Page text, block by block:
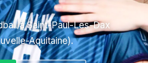
à Saint-Paul-Les-Dax
Aquitaine).